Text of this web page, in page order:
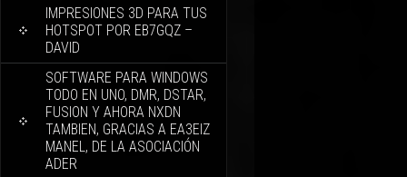
IMPRESIONES 3D PARA TUS
HOTSPOT POR EB7GQZ –
DAVID
SOFTWARE PARA WINDOWS
TODO EN UNO, DMR, DSTAR,
FUSION Y AHORA NXDN
TAMBIEN, GRACIAS A EA3EIZ
MANEL, DE LA ASOCIACIÓN
ADER